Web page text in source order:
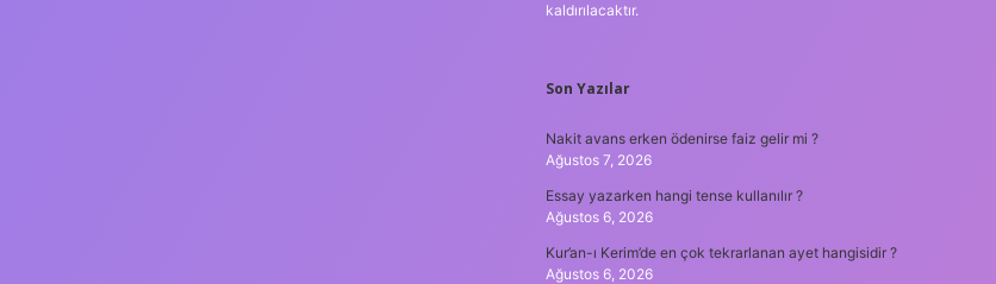
kaldırılacaktır.
Son Yazılar
Nakit avans erken ödenirse faiz gelir mi ?
Ağustos 7, 2026
Essay yazarken hangi tense kullanılır ?
Ağustos 6, 2026
Kur’an-ı Kerim’de en çok tekrarlanan ayet hangisidir ?
Ağustos 6, 2026